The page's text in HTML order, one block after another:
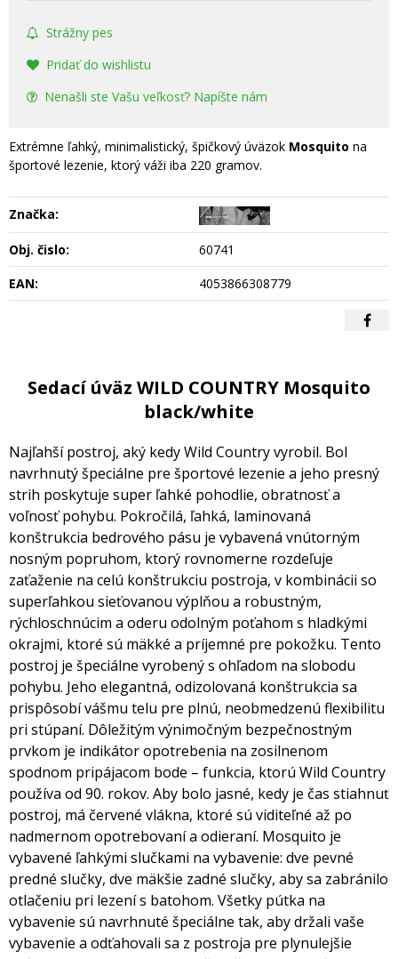
Strážny pes
Pridať do wishlistu
Nenašli ste Vašu veľkosť? Napíšte nám
Extrémne ľahký, minimalistický, špičkový úväzok Mosquito na
športové lezenie, ktorý váži iba 220 gramov.
Značka:
Obj. čislo:
60741
EAN:
4053866308779
Sedací úväz WILD COUNTRY Mosquito
black/white
Najľahší postroj, aký kedy Wild Country vyrobil. Bol
navrhnutý špeciálne pre športové lezenie a jeho presný
strih poskytuje super ľahké pohodlie, obratnosť a
voľnosť pohybu. Pokročilá, ľahká, laminovaná
konštrukcia bedrového pásu je vybavená vnútorným
nosným popruhom, ktorý rovnomerne rozdeľuje
zaťaženie na celú konštrukciu postroja, v kombinácii so
superľahkou sieťovanou výplňou a robustným,
rýchloschnúcim a oderu odolným poťahom s hladkými
okrajmi, ktoré sú mäkké a príjemné pre pokožku. Tento
postroj je špeciálne vyrobený s ohľadom na slobodu
pohybu. Jeho elegantná, odizolovaná konštrukcia sa
prispôsobí vášmu telu pre plnú, neobmedzenú flexibilitu
pri stúpaní. Dôležitým výnimočným bezpečnostným
prvkom je indikátor opotrebenia na zosilnenom
spodnom pripájacom bode – funkcia, ktorú Wild Country
používa od 90. rokov. Aby bolo jasné, kedy je čas stiahnuť
postroj, má červené vlákna, ktoré sú viditeľné až po
nadmernom opotrebovaní a odieraní. Mosquito je
vybavené ľahkými slučkami na vybavenie: dve pevné
predné slučky, dve mäkšie zadné slučky, aby sa zabránilo
otlačeniu pri lezení s batohom. Všetky pútka na
vybavenie sú navrhnuté špeciálne tak, aby držali vaše
vybavenie a odťahovali sa z postroja pre plynulejšie